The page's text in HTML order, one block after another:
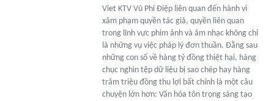
Viet KTV Vũ Phi Điệp liên quan đến hành vi
xâm phạm quyền tác giả, quyền liên quan
trong lĩnh vực phim ảnh và âm nhạc không chỉ
là những vụ việc pháp lý đơn thuần. Đằng sau
những con số về hàng tỷ đồng thiệt hại, hàng
chục nghìn tệp dữ liệu bị sao chép hay hàng
trăm triệu đồng thu lợi bất chính là một câu
chuyện lớn hơn: Văn hóa tôn trọng sáng tạo